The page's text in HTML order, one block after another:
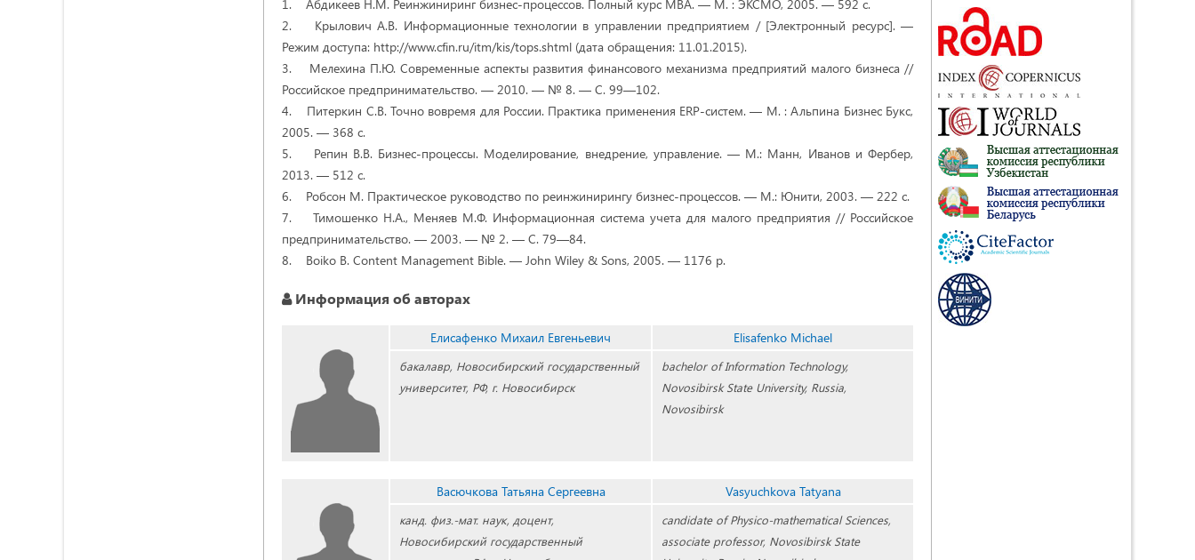
1. Абдикеев Н.М. Реинжиниринг бизнес-процессов. Полный курс MBA. — М. : ЭКСМО, 2005. — 592 с.
2. Крылович А.В. Информационные технологии в управлении предприятием / [Электронный ресурс]. —
Режим доступа: http://www.cfin.ru/itm/kis/tops.shtml (дата обращения: 11.01.2015).
3. Мелехина П.Ю. Современные аспекты развития финансового механизма предприятий малого бизнеса //
Российское предпринимательство. — 2010. — № 8. — С. 99—102.
4. Питеркин С.В. Точно вовремя для России. Практика применения ERP-систем. — М. : Альпина Бизнес Букс,
2005. — 368 с.
5. Репин В.В. Бизнес-процессы. Моделирование, внедрение, управление. — М.: Манн, Иванов и Фербер,
2013. — 512 с.
6. Робсон М. Практическое руководство по реинжинирингу бизнес-процессов. — М.: Юнити, 2003. — 222 с.
7. Тимошенко Н.А., Меняев М.Ф. Информационная система учета для малого предприятия // Российское
предпринимательство. — 2003. — № 2. — С. 79—84.
8. Boiko B. Content Management Bible. — John Wiley & Sons, 2005. — 1176 p.
Информация об авторах
Елисафенко Михаил Евгеньевич
бакалавр, Новосибирский государственный
университет, РФ, г. Новосибирск
Elisafenko Michael
bachelor of Information Technology,
Novosibirsk State University, Russia,
Novosibirsk
Васючкова Татьяна Сергеевна
канд. физ.-мат. наук, доцент,
Новосибирский государственный
Vasyuchkova Tatyana
candidate of Physico-mathematical Sciences,
associate professor, Novosibirsk State